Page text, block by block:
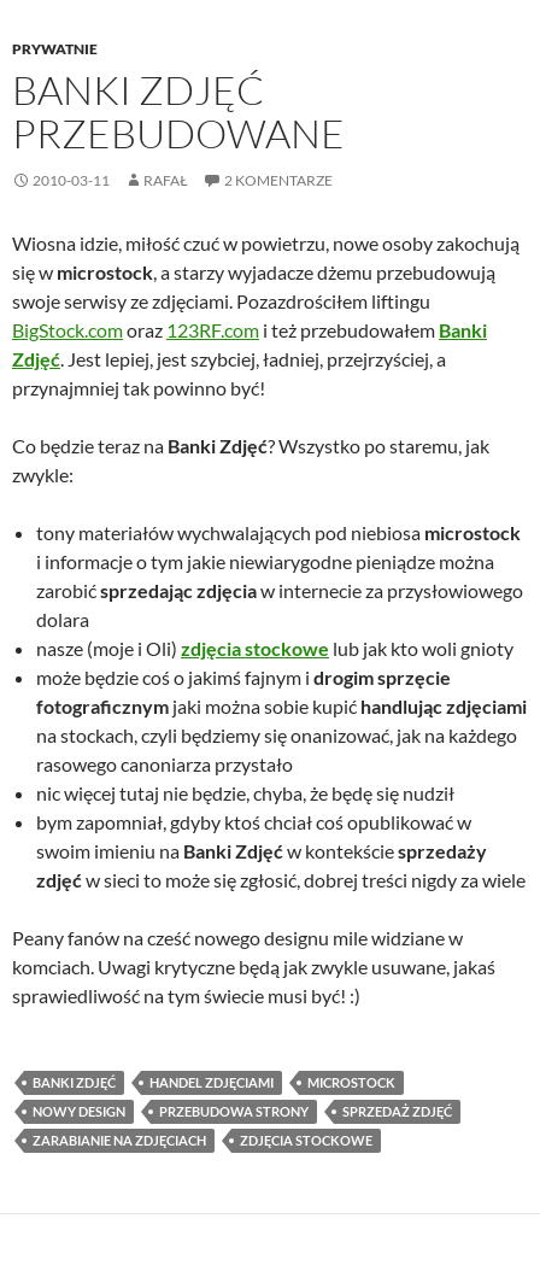
PRYWATNIE
BANKI ZDJĘĆ
PRZEBUDOWANE
2010-03-11 RAFAŁ 2 KOMENTARZE
Wiosna idzie, miłość czuć w powietrzu, nowe osoby zakochują
się w microstock, a starzy wyjadacze dżemu przebudowują
swoje serwisy ze zdjęciami. Pozazdrościłem liftingu
BigStock.comoraz 123RF.com i też przebudowałem Banki
Zdjęć. Jest lepiej, jest szybciej, ładniej, przejrzyściej, a
przynajmniej tak powinno być!
Co będzie teraz na Banki Zdjęć? Wszystko po staremu, jak
zwykle:
tony materiałów wychwalających pod niebiosa microstock
i informacje o tym jakie niewiarygodne pieniądze można
zarobićsprzedając zdjęciaw internecie za przysłowiowego
dolara
nasze (moje i Oli) zdjęcia stockowe lub jak kto woli gnioty
może będzie coś o jakimś fajnym i drogim sprzęcie
fotograficznym jaki można sobie kupić handlując zdjęciami
na stockach, czyli będziemy się onanizować, jak na każdego
rasowego canoniarza przystało
nic więcej tutaj nie będzie, chyba, że będę się nudził
bym zapomniał, gdyby ktoś chciał coś opublikować w
swoim imieniu na Banki Zdjęćw kontekściesprzedaży
zdjęćw sieci to może się zgłosić, dobrej treści nigdy za wiele
Peany fanów na cześć nowego designu mile widziane w
komciach. Uwagi krytyczne będą jak zwykle usuwane, jakaś
sprawiedliwość na tym świecie musi być! :)
BANKI ZDJĘĆ HANDEL ZDJĘCIAMI
MICROSTOCK
NOWY DESIGN
PRZEBUDOWA STRONY
SPRZEDAŻ ZDJĘĆ
ZARABIANIE NA ZDJĘCIACH
ZDJĘCIA STOCKOWE